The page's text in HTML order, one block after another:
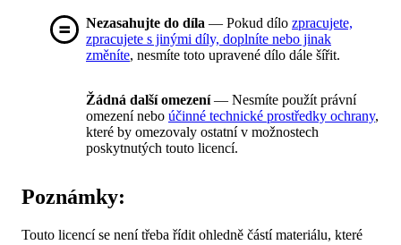
Nezasahujte do díla — Pokud dílo zpracujete,
zpracujete s jinými díly, doplníte nebo jinak
změníte, nesmíte toto upravené dílo dále šířit.
Žádná další omezení— Nesmíte použít právní
omezení nebo účinné technické prostředky ochrany,
které by omezovaly ostatní v možnostech
poskytnutých touto licencí.
Poznámky:
Touto licencí se není třeba řídit ohledně částí materiálu, které